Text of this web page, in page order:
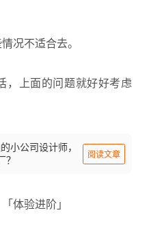
况不适合去。
，上面的问题就好好考虑
小公司设计师，
阅读文章
体验进阶」